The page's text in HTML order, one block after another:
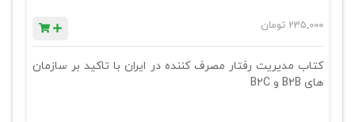
235,000 تومان
کتاب مدیریت رفتار مصرف کننده در ایران با تاکید بر سازمان
های B2B و B2C